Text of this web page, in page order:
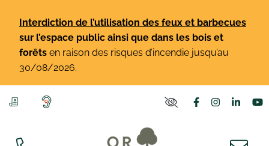
Interdiction de l’utilisation des feux et barbecues
sur l’espace public ainsi que dans les bois et
forêts en raison des risques d’incendie jusqu’au
30/08/2026.
Lien vers le
Lien vers
Lien